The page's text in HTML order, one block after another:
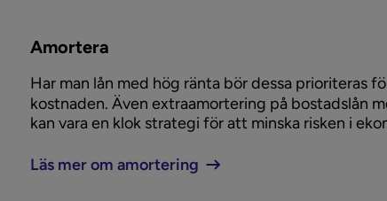
Amortera
Har man lån med hög ränta bör dessa prioriteras
kostnaden. Även extraamortering på bostadslån
kan vara en klok strategi för att minska risken i
Läs mer om amortering